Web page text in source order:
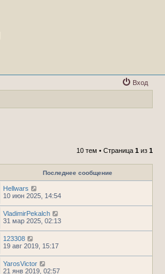
Вход
10 тем • Страница 1 из 1
Последнее сообщение
Hellwars
10 июн 2025, 14:54
VladimirPekalch
31 мар 2025, 02:13
123308
19 авг 2019, 15:17
YarosVictor
21 янв 2019, 02:57